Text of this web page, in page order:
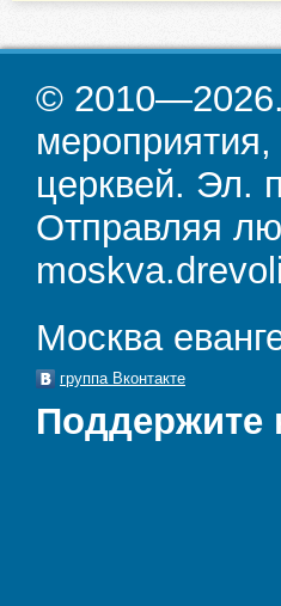
© 2010—2026.
церквей. Эл.
Отправляя
Москва
группа Вконтакте
Поддержите